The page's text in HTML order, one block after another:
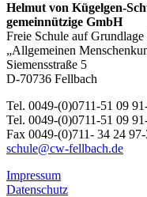
Helmut von Kügelgen-
gemeinnützige GmbH
Freie Schule auf Grundlage
„Allgemeinen
Siemensstraße 5
D-70736 Fellbach
Tel. 0049-(0)0711-51 09
Tel. 0049-(0)0711-51 09
Fax 0049-(0)711- 34 24
schule@cw-fellbach.de
Impressum
Datenschutz